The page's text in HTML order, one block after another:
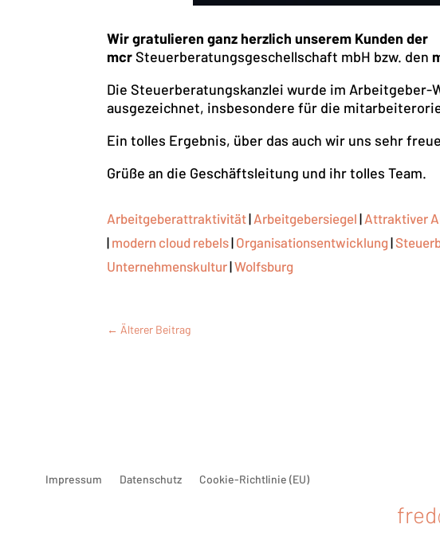
Wir gratulieren ganz herzlich unserem Kunden der
mcrSteuerberatungsgeschellschaft mbH bzw. den
Die Steuerberatungskanzlei wurde im
ausgezeichnet, insbesondere für die
Ein tolles Ergebnis, über das auch wir uns sehr
Grüße an die Geschäftsleitung und ihr tolles Team.
Arbeitgeberattraktivität| Arbeitgebersiegel | Attraktiver
| modern cloud rebels| Organisationsentwicklung |
Unternehmenskultur|Wolfsburg
← Älterer Beitrag
Impressum Datenschutz Cookie-Richtlinie (EU)